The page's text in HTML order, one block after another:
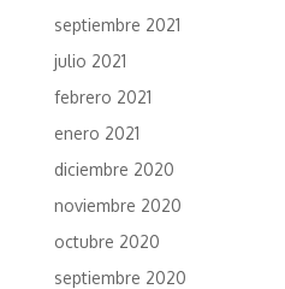
septiembre 2021
julio 2021
febrero 2021
enero 2021
diciembre 2020
noviembre 2020
octubre 2020
septiembre 2020